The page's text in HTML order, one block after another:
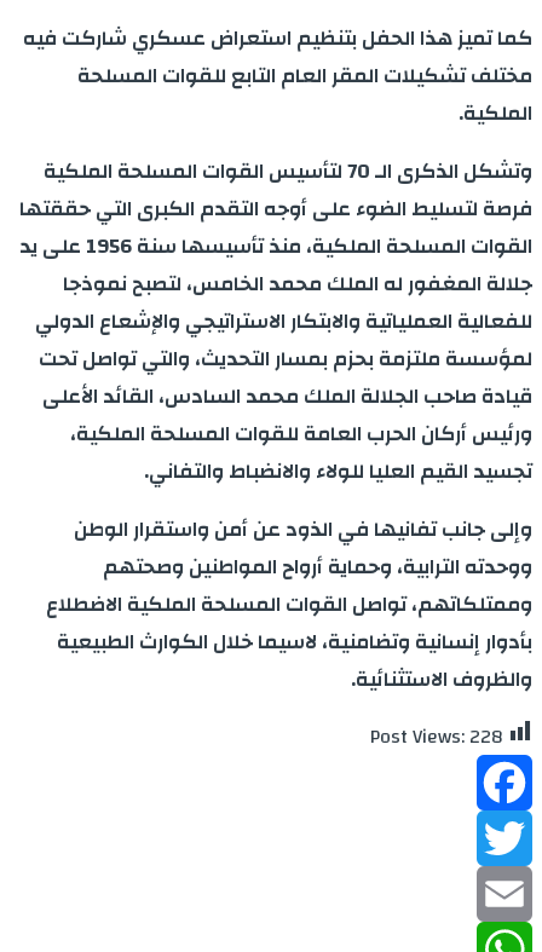
كما تميز هذا الحفل بتنظيم استعراض عسكري شاركت فيه
مختلف تشكيلات المقر العام التابع للقوات المسلحة
الملكية.
وتشكل الذكرى الـ 70 لتأسيس القوات المسلحة الملكية
فرصة لتسليط الضوء على أوجه التقدم الكبرى التي حققتها
القوات المسلحة الملكية، منذ تأسيسها سنة 1956 على يد
جلالة المغفور له الملك محمد الخامس، لتصبح نموذجا
للفعالية العملياتية والابتكار الاستراتيجي والإشعاع الدولي
لمؤسسة ملتزمة بحزم بمسار التحديث، والتي تواصل تحت
قيادة صاحب الجلالة الملك محمد السادس، القائد الأعلى
ورئيس أركان الحرب العامة للقوات المسلحة الملكية،
تجسيد القيم العليا للولاء والانضباط والتفاني.
وإلى جانب تفانيها في الذود عن أمن واستقرار الوطن
ووحدته الترابية، وحماية أرواح المواطنين وصحتهم
وممتلكاتهم، تواصل القوات المسلحة الملكية الاضطلاع
بأدوار إنسانية وتضامنية، لاسيما خلال الكوارث الطبيعية
والظروف الاستثنائية.
Post Views:228
Facebook
Twitter